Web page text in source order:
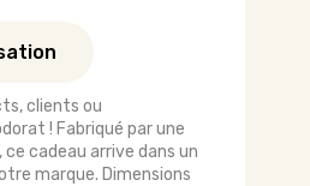
clients ou
! Fabriqué par une
cadeau arrive dans un
marque. Dimensions